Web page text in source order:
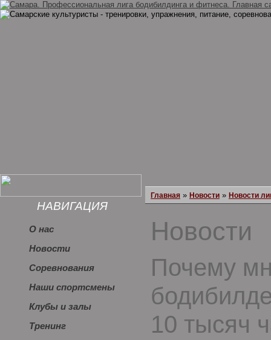
НАВИГАЦИЯ
О нас
Новости
Соревнования
Наши спортсмены
Клубы и залы
Тренинг
Главная » Новости » Новости
Новости
Почему
10 тысяч